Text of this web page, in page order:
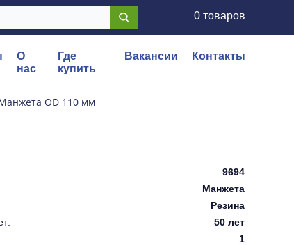
0 товаров
О
нас
Где
купить
Вакансии Контакты
OD 110 мм
9694
Манжета
Резина
50 лет
1